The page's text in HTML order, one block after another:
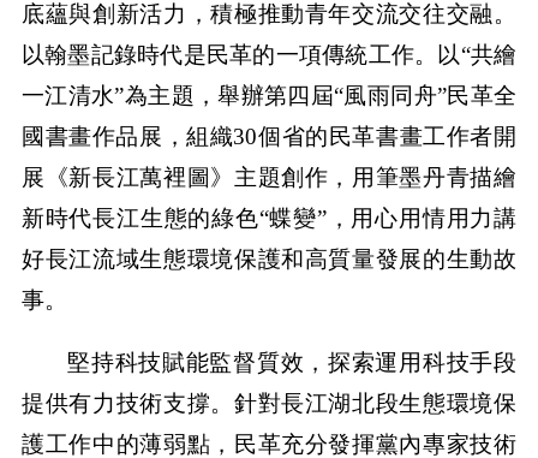
底蘊與創新活力，積極推動青年交流交往交融。
以翰墨記錄時代是民革的一項傳統工作。以“共繪
一江清水”為主題，舉辦第四屆“風雨同舟”民革全
國書畫作品展，組織30個省的民革書畫工作者開
展《新長江萬裡圖》主題創作，用筆墨丹青描繪
新時代長江生態的綠色“蝶變”，用心用情用力講
好長江流域生態環境保護和高質量發展的生動故
事。
堅持科技賦能監督質效，探索運用科技手段
提供有力技術支撐。針對長江湖北段生態環境保
護工作中的薄弱點，民革充分發揮黨內專家技術